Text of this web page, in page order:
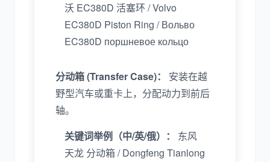
沃 EC380D 活塞环 / Volvo
EC380D Piston Ring / Вольво
EC380D поршневое кольцо
分动箱 (Transfer Case)：
安装在越
野型汽车或重卡上，分配动力到前后
轴。
关键词举例（中/英/俄）：
东风
天龙 分动箱 / Dongfeng Tianlong